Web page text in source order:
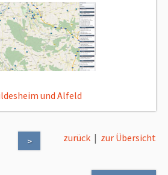
und Alfeld
> zurück | zur Übersicht